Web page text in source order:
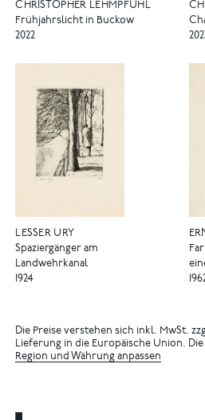
CHRISTOPHER LEHMPFUHL
Frühjahrslicht in Buckow
2022
LESSER URY
Spaziergänger am
Landwehrkanal
1924
Die Preise verstehen sich inkl. MwSt.
Lieferung in die Europäische Union.
Region und Währung anpassen